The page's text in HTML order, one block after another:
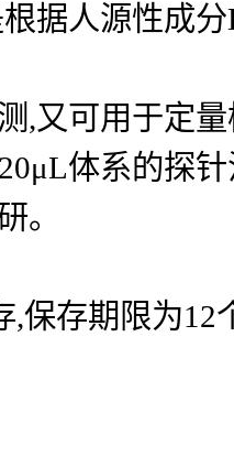
据人源性成
,又可用于定
体系的探
。
保存期限为12